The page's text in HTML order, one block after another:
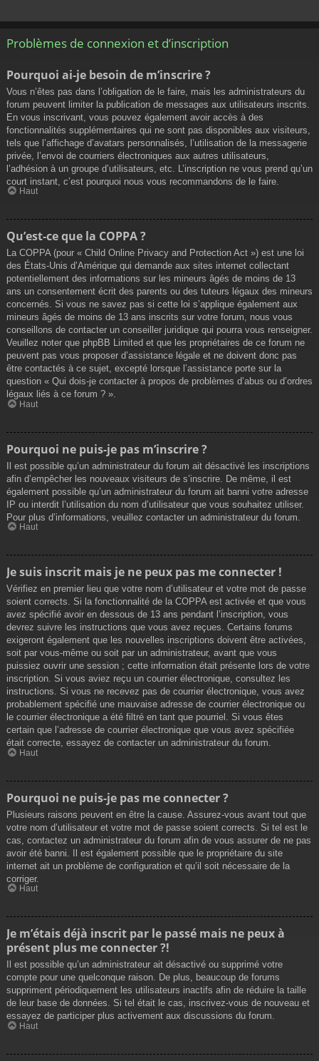
Problèmes de connexion et d’inscription
Pourquoi ai-je besoin de m’inscrire ?
Vous n’êtes pas dans l’obligation de le faire, mais les administrateurs du
forum peuvent limiter la publication de messages aux utilisateurs inscrits.
En vous inscrivant, vous pouvez également avoir accès à des
fonctionnalités supplémentaires qui ne sont pas disponibles aux visiteurs,
tels que l’affichage d’avatars personnalisés, l’utilisation de la messagerie
privée, l’envoi de courriers électroniques aux autres utilisateurs,
l’adhésion à un groupe d’utilisateurs, etc. L’inscription ne vous prend qu’un
court instant, c’est pourquoi nous vous recommandons de le faire.
Haut
Qu’est-ce que la COPPA ?
La COPPA (pour « Child Online Privacy and Protection Act ») est une loi
des États-Unis d’Amérique qui demande aux sites internet collectant
potentiellement des informations sur les mineurs âgés de moins de 13
ans un consentement écrit des parents ou des tuteurs légaux des mineurs
concernés. Si vous ne savez pas si cette loi s’applique également aux
mineurs âgés de moins de 13 ans inscrits sur votre forum, nous vous
conseillons de contacter un conseiller juridique qui pourra vous renseigner.
Veuillez noter que phpBB Limited et que les propriétaires de ce forum ne
peuvent pas vous proposer d’assistance légale et ne doivent donc pas
être contactés à ce sujet, excepté lorsque l’assistance porte sur la
question « Qui dois-je contacter à propos de problèmes d’abus ou d’ordres
légaux liés à ce forum ? ».
Haut
Pourquoi ne puis-je pas m’inscrire ?
Il est possible qu’un administrateur du forum ait désactivé les inscriptions
afin d’empêcher les nouveaux visiteurs de s’inscrire. De même, il est
également possible qu’un administrateur du forum ait banni votre adresse
IP ou interdit l’utilisation du nom d’utilisateur que vous souhaitez utiliser.
Pour plus d’informations, veuillez contacter un administrateur du forum.
Haut
Je suis inscrit mais je ne peux pas me connecter !
Vérifiez en premier lieu que votre nom d’utilisateur et votre mot de passe
soient corrects. Si la fonctionnalité de la COPPA est activée et que vous
avez spécifié avoir en dessous de 13 ans pendant l’inscription, vous
devrez suivre les instructions que vous avez reçues. Certains forums
exigeront également que les nouvelles inscriptions doivent être activées,
soit par vous-même ou soit par un administrateur, avant que vous
puissiez ouvrir une session ; cette information était présente lors de votre
inscription. Si vous aviez reçu un courrier électronique, consultez les
instructions. Si vous ne recevez pas de courrier électronique, vous avez
probablement spécifié une mauvaise adresse de courrier électronique ou
le courrier électronique a été filtré en tant que pourriel. Si vous êtes
certain que l’adresse de courrier électronique que vous avez spécifiée
était correcte, essayez de contacter un administrateur du forum.
Haut
Pourquoi ne puis-je pas me connecter ?
Plusieurs raisons peuvent en être la cause. Assurez-vous avant tout que
votre nom d’utilisateur et votre mot de passe soient corrects. Si tel est le
cas, contactez un administrateur du forum afin de vous assurer de ne pas
avoir été banni. Il est également possible que le propriétaire du site
internet ait un problème de configuration et qu’il soit nécessaire de la
corriger.
Haut
Je m’étais déjà inscrit par le passé mais ne peux à
présent plus me connecter ?!
Il est possible qu’un administrateur ait désactivé ou supprimé votre
compte pour une quelconque raison. De plus, beaucoup de forums
suppriment périodiquement les utilisateurs inactifs afin de réduire la taille
de leur base de données. Si tel était le cas, inscrivez-vous de nouveau et
essayez de participer plus activement aux discussions du forum.
Haut